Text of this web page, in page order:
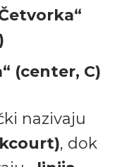
(center, C)
nazivaju
, dok